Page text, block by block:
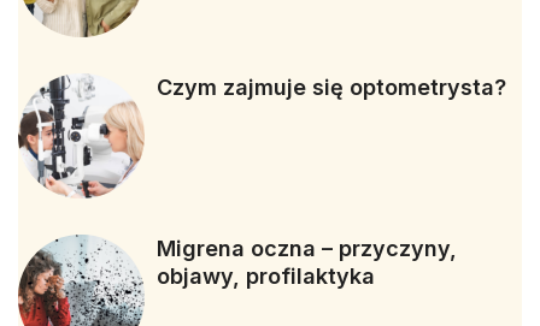
Czym zajmuje się optometrysta?
Migrena oczna – przyczyny,
objawy, profilaktyka